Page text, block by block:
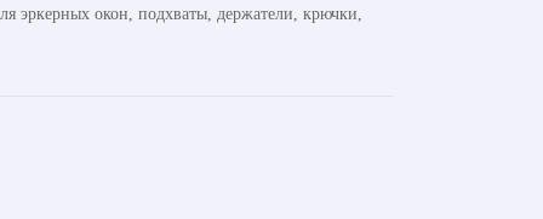
эркерных окон, подхваты, держатели, крючки,